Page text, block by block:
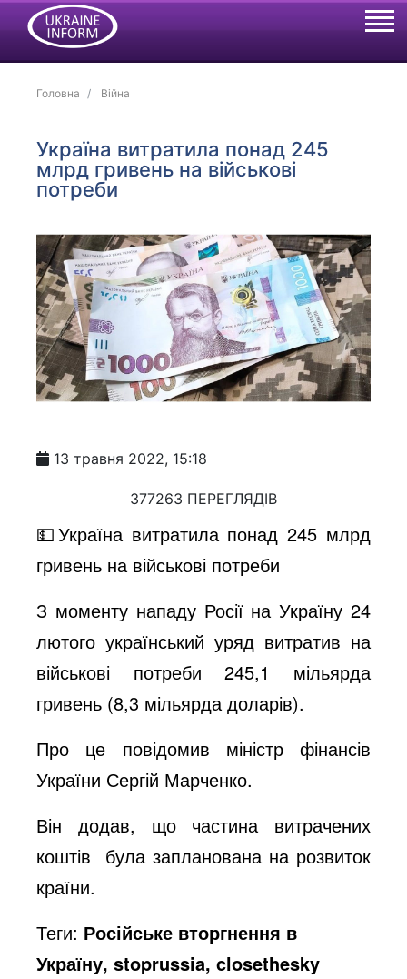
Головна Війна
Україна витратила понад 245
млрд гривень на військові
потреби
13 травня 2022, 15:18
377263 ПЕРЕГЛЯДІВ
💵Україна витратила понад 245 млрд
гривень на військові потреби
З моменту нападу Росії на Україну 24
лютого український уряд витратив на
військові потреби 245,1 мільярда
гривень (8,3 мільярда доларів).
Про це повідомив міністр фінансів
України Сергій Марченко.
Він додав, що частина витрачених
коштів була запланована на розвиток
країни.
Теги: Російське вторгнення в
Україну, stoprussia, closethesky